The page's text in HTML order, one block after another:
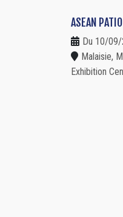
ASEAN
Du 10/
Malaisie,
Exhibition